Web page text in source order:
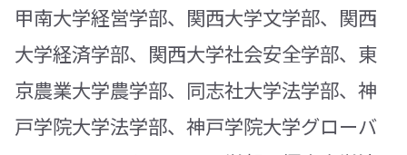
甲南大学経営学部、関西大学文学部、関西
大学経済学部、関西大学社会安全学部、東
京農業大学農学部、同志社大学法学部、神
戸学院大学法学部、神戸学院大学グローバ